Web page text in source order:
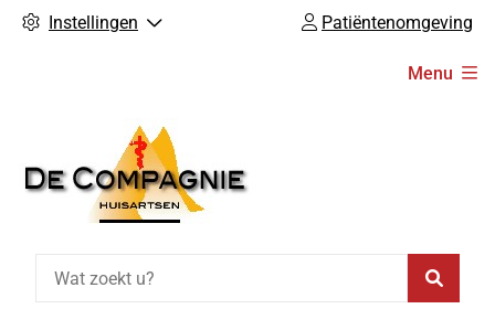
Instellingen Patiëntenomgeving
Menu